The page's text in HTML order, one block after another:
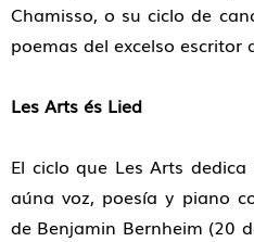
Chamisso, o su ciclo de
poemas del excelso escritor
Les Arts és Lied
El ciclo que Les Arts
aúna voz, poesía y piano
de Benjamin Bernheim (20